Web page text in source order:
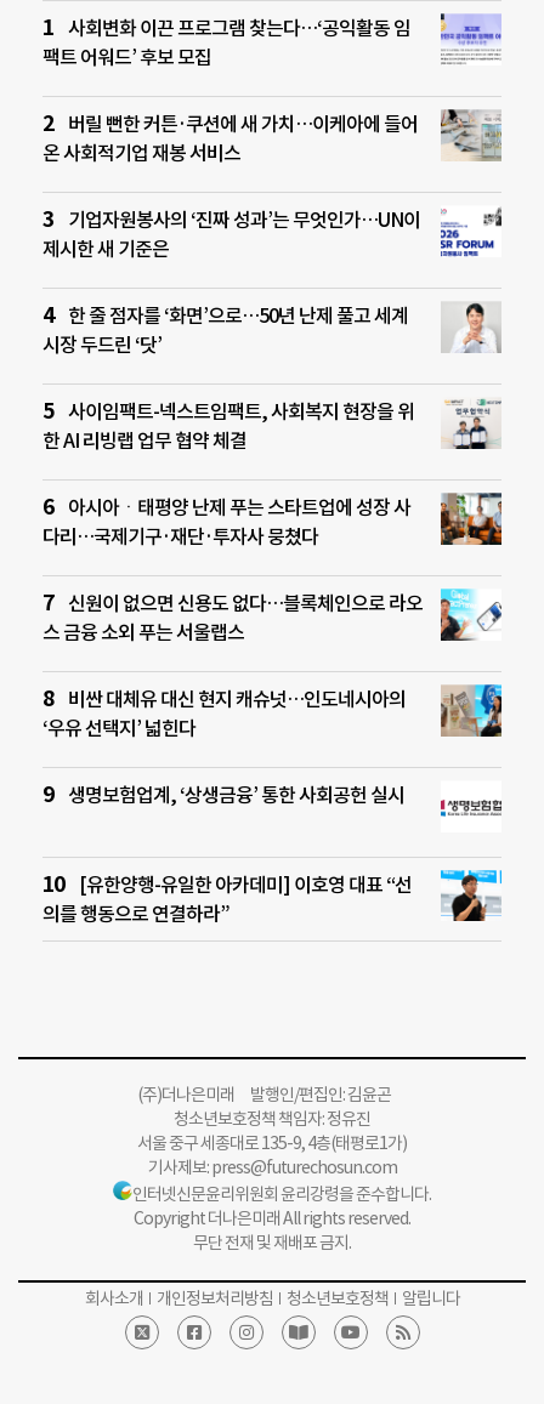
사회변화 이끈 프로그램 찾는다…‘공익활동 임
팩트 어워드’ 후보 모집
버릴 뻔한 커튼·쿠션에 새 가치…이케아에 들어
온 사회적기업 재봉 서비스
기업자원봉사의 ‘진짜 성과’는 무엇인가…UN이
제시한 새 기준은
한 줄 점자를 ‘화면’으로…50년 난제 풀고 세계
시장 두드린 ‘닷’
사이임팩트-넥스트임팩트, 사회복지 현장을 위
한 AI 리빙랩 업무 협약 체결
아시아ㆍ태평양 난제 푸는 스타트업에 성장 사
다리…국제기구·재단·투자사 뭉쳤다
신원이 없으면 신용도 없다…블록체인으로 라오
스 금융 소외 푸는 서울랩스
비싼 대체유 대신 현지 캐슈넛…인도네시아의
‘우유 선택지’ 넓힌다
생명보험업계, ‘상생금융’ 통한 사회공헌 실시
[유한양행-유일한 아카데미] 이호영 대표 “선
의를 행동으로 연결하라”
(주)더나은미래 발행인/편집인: 김윤곤
청소년보호정책 책임자: 정유진
서울 중구 세종대로 135-9, 4층(태평로1가)
기사제보:press@futurechosun.com
인터넷신문윤리위원회 윤리강령을 준수합니다.
Copyright 더나은미래 All rights reserved.
무단 전재 및 재배포 금지.
회사소개 개인정보처리방침 청소년보호정책 알립니다